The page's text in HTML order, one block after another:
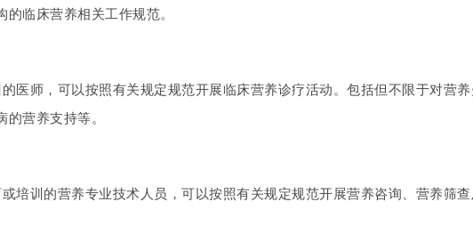
的临床营养相关工作规范。
医师，可以按照有关规定规范开展临床营养诊疗活动。包括但不限于对营
营养支持等。
培训的营养专业技术人员，可以按照有关规定规范开展营养咨询、营养筛